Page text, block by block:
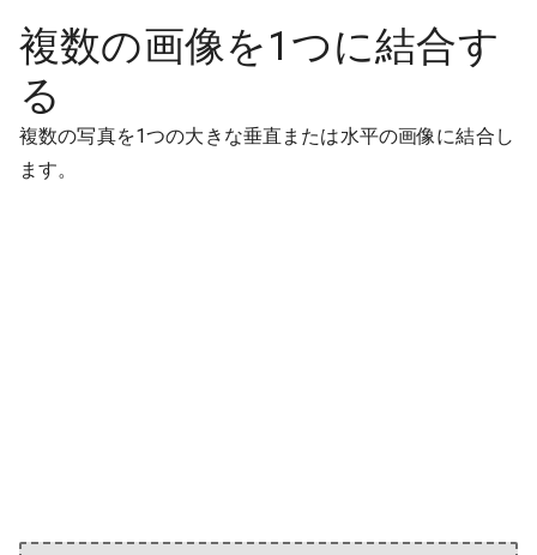
複数の画像を1つに結合す
る
複数の写真を1つの大きな垂直または水平の画像に結合し
ます。